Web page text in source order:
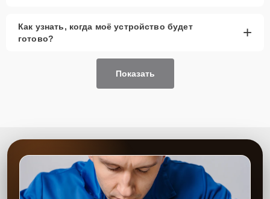
Как узнать, когда моё устройство будет
готово?
+
Показать